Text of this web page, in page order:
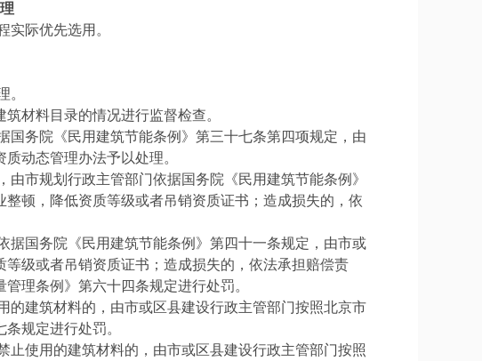
际优先选用。
。
材料目录的情况进行监督检查。
务院《民用建筑节能条例》第三十七条第四项规定，由
动态管理办法予以处理。
市规划行政主管部门依据国务院《民用建筑节能条例》
顿，降低资质等级或者吊销资质证书；造成损失的，依
国务院《民用建筑节能条例》第四十一条规定，由市或
级或者吊销资质证书；造成损失的，依法承担赔偿责
理条例》第六十四条规定进行处罚。
建筑材料的，由市或区县建设行政主管部门按照北京市
规定进行处罚。
使用的建筑材料的，由市或区县建设行政主管部门按照